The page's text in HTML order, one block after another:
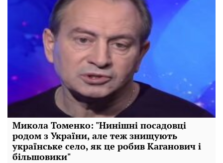
Микола Томенко: "Нинішні посадовці
родом з України, але теж знищують
українське село, як це робив Каганович і
більшовики"